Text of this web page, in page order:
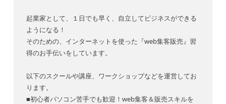
起業家として、１日でも早く、自立してビジネスができる
ようになる！
そのための、インターネットを使った『web集客販売』習
得のお手伝いをしています。
以下のスクールや講座、ワークショップなどを運営してお
ります。
■初心者パソコン苦手でも歓迎！web集客＆販売スキルを